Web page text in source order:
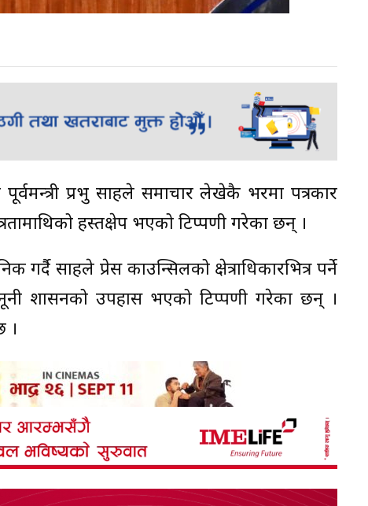
प्रभु साहले समाचार लेखेकै भरमा पत्रकार
हस्तक्षेप भएको टिप्पणी गरेका छन् ।
साहले प्रेस काउन्सिलको क्षेत्राधिकारभित्र पर्ने
शासनको उपहास भएको टिप्पणी गरेका छन् ।
।